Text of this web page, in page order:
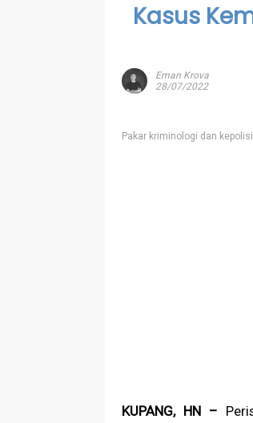
Kasus
Eman Krova
28/07/2022
Pakar kriminologi dan
KUPANG, HN –